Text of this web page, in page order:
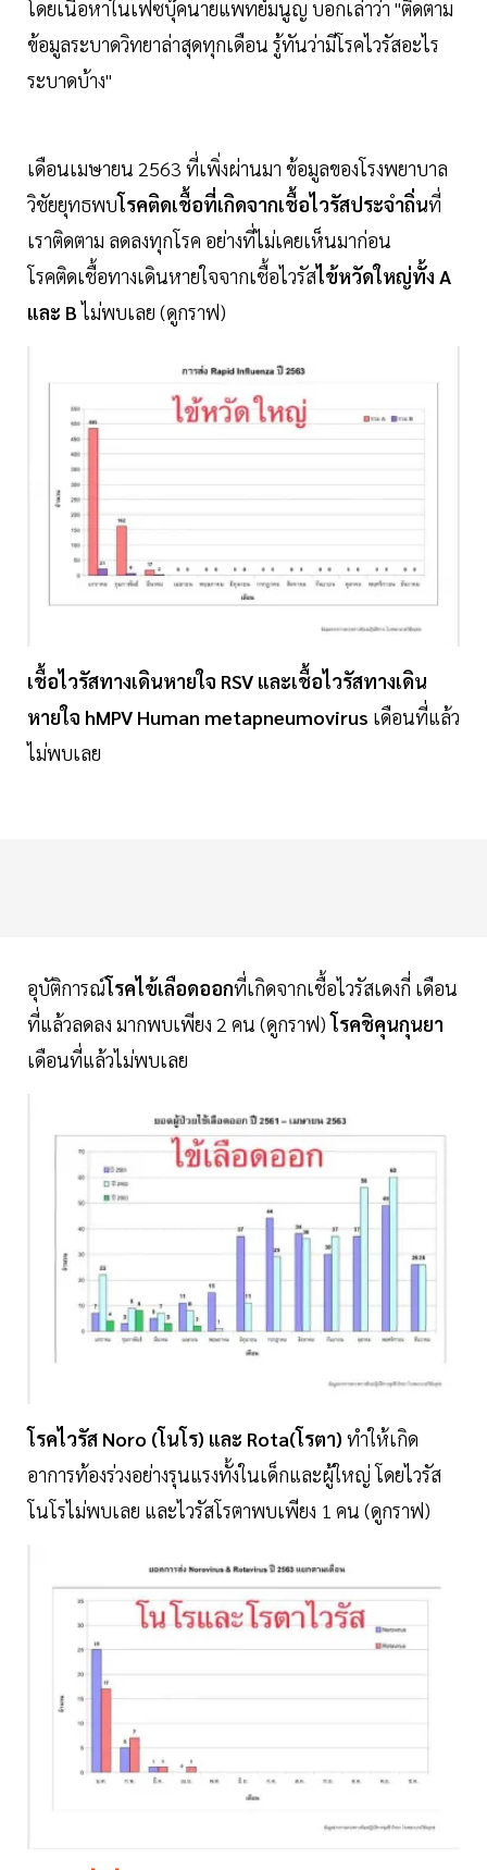
โดยเนื้อหาในเฟซบุ๊คนายแพทย์มนูญ บอกเล่าว่า "ติดตาม
ข้อมูลระบาดวิทยาล่าสุดทุกเดือน รู้ทันว่ามีโรคไวรัสอะไร
ระบาดบ้าง"
เดือนเมษายน 2563 ที่เพิ่งผ่านมา ข้อมูลของโรงพยาบาล
วิชัยยุทธพบโรคติดเชื้อที่เกิดจากเชื้อไวรัสประจำถิ่นที่
เราติดตาม ลดลงทุกโรค อย่างที่ไม่เคยเห็นมาก่อน
โรคติดเชื้อทางเดินหายใจจากเชื้อไวรัสไข้หวัดใหญ่ทั้ง A
และ Bไม่พบเลย (ดูกราฟ)
เชื้อไวรัสทางเดินหายใจ RSV และเชื้อไวรัสทางเดิน
หายใจ hMPV Human metapneumovirus เดือนที่แล้ว
ไม่พบเลย
อุบัติการณ์โรคไข้เลือดออกที่เกิดจากเชื้อไวรัสเดงกี่ เดือน
ที่แล้วลดลง มากพบเพียง 2 คน (ดูกราฟ)โรคชิคุนกุนยา
เดือนที่แล้วไม่พบเลย
โรคไวรัส Noro (โนโร) และ Rota(โรตา) ทำให้เกิด
อาการท้องร่วงอย่างรุนแรงทั้งในเด็กและผู้ใหญ่ โดยไวรัส
โนโรไม่พบเลย และไวรัสโรตาพบเพียง 1 คน (ดูกราฟ)